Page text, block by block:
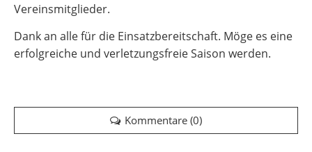
Vereinsmitglieder.
Dank an alle für die Einsatzbereitschaft. Möge es eine
erfolgreiche und verletzungsfreie Saison werden.
Kommentare (0)